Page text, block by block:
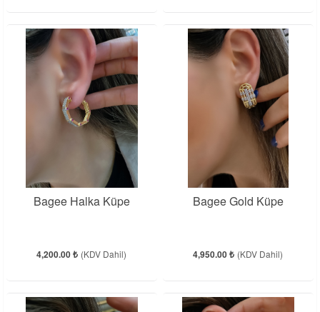
Bagee Halka Küpe
4,200.00 ₺ (KDV Dahil)
Bagee Gold Küpe
4,950.00 ₺ (KDV Dahil)